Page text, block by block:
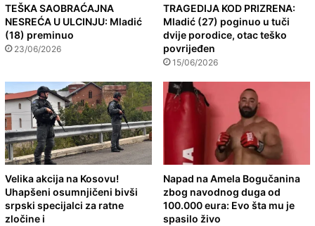
TEŠKA SAOBRAĆAJNA
NESREĆA U ULCINJU: Mladić
(18) preminuo
23/06/2026
TRAGEDIJA KOD PRIZRENA:
Mladić (27) poginuo u tuči
dvije porodice, otac teško
povrijeđen
15/06/2026
Velika akcija na Kosovu!
Uhapšeni osumnjičeni bivši
srpski specijalci za ratne
zločine i
Napad na Amela Bogučanina
zbog navodnog duga od
100.000 eura: Evo šta mu je
spasilo živo